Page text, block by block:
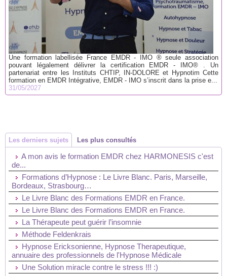
Une formation labellisée France EMDR - IMO ® seule association
pouvant légalement délivrer la certification EMDR - IMO® . Un
partenariat entre les Instituts CHTIP, IN-DOLORE et Hypnotim Cette
formation en EMDR Intégrative, EMDR - IMO s’inscrit dans la prise e...
31/05/2027
Les derniers sujets Les plus consultés
A mon avis le formation EMDR chez HARMONESIS c'est
de...
Formations d’Hypnose : Le Livre Blanc. Paris, Marseille,
Bordeaux, Strasbourg…
Le Livre Blanc des Formations EMDR en France.
Le Livre Blanc des Formations EMDR en France.
La Thérapeute peut guérir l’insomnie
Méthode Feldenkrais
Hypnose Ericksonienne, Hypnose Therapeutique,
annuaire des professionnels de l'Hypnose Médicale
Une Solution miracle contre le stress !!! :)